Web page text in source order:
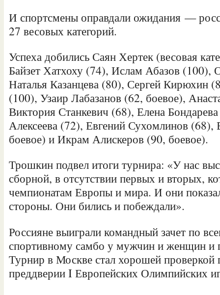
И спортсмены оправдали ожидания —
27 весовых категорий.
Успеха добились Саян Хертек (весовая
Байзет Хатхоху (74), Ислам Абазов (100),
Наталья Казанцева (80), Сергей Кирюхин
(100), Узаир Лабазанов (62, боевое),
Виктория Станкевич (68), Елена
Алексеева (72), Евгений Сухомлинов
боевое) и Икрам Алискеров (90, боевое).
Трошкин подвел итоги турнира: «У нас
сборной, в отсутствии первых и вторых,
чемпионатам Европы и мира. И они
стороны. Они бились и побеждали».
Россияне выиграли командный зачет по
спортивному самбо у мужчин и женщин
Турнир в Москве стал хорошей проверкой
преддверии I Европейских Олимпийских